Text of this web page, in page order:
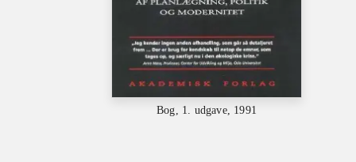
Bog, 1. udgave, 1991